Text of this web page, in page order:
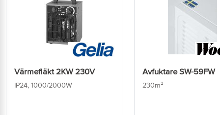
Värmefläkt 2KW 230V
IP24, 1000/2000W
Avfuktare SW-59FW
230m²